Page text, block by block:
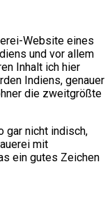
Website eines
und vor allem
Inhalt ich hier
Indiens, genauer
die zweitgrößte
gar nicht indisch,
mit
ein gutes Zeichen